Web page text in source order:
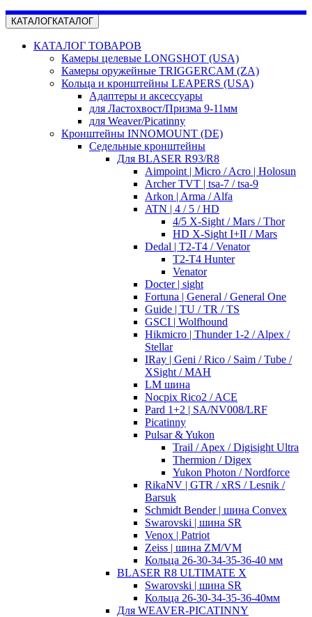
КАТАЛОГКАТАЛОГ
КАТАЛОГ ТОВАРОВ
Камеры целевые LONGSHOT (USA)
Камеры оружейные TRIGGERCAM (ZA)
Кольца и кронштейны LEAPERS (USA)
Адаптеры и аксессуары
для Ластохвост/Призма 9-11мм
для Weaver/Picatinny
Кронштейны INNOMOUNT (DE)
Седельные кронштейны
Для BLASER R93/R8
Aimpoint | Micro / Acro | Holosun
Archer TVT | tsa-7 / tsa-9
Arkon | Arma / Alfa
ATN | 4 / 5 / HD
4/5 X-Sight / Mars / Thor
HD X-Sight I+II / Mars
Dedal | T2-T4 / Venator
T2-T4 Hunter
Venator
Docter | sight
Fortuna | General / General One
Guide | TU / TR / TS
GSCI | Wolfhound
Hikmicro | Thunder 1-2 / Alpex /
Stellar
IRay | Geni / Rico / Saim / Tube /
XSight / MAH
LM шина
Nocpix Rico2 / ACE
Pard 1+2 | SA/NV008/LRF
Picatinny
Pulsar & Yukon
Trail / Apex / Digisight Ultra
Thermion / Digex
Yukon Photon / Nordforce
RikaNV | GTR / xRS / Lesnik /
Barsuk
Schmidt Bender | шина Convex
Swarovski | шина SR
Venox | Patriot
Zeiss | шина ZM/VM
Кольца 26-30-34-35-36-40 мм
BLASER R8 ULTIMATE X
Swarovski | шина SR
Кольца 26-30-34-35-36-40мм
Для WEAVER-PICATINNY